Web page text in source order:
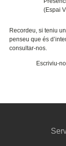
(Espai
Recordeu, si teniu
penseu que és
consultar-nos.
Escriviu-